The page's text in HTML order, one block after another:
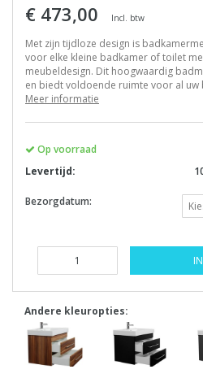
€ 473,00 Incl. btw
Met zijn tijdloze design is
voor elke kleine badkamer of toilet
meubeldesign. Dit hoogwaardig
en biedt voldoende ruimte voor al
Meer informatie
Op voorraad
Levertijd:
Bezorgdatum:
Andere kleuropties: